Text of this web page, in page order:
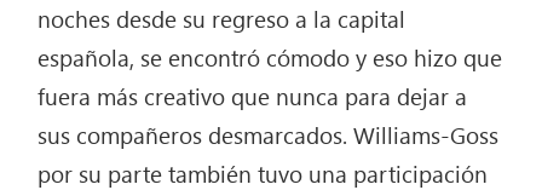
noches desde su regreso a la capital
española, se encontró cómodo y eso hizo que
fuera más creativo que nunca para dejar a
sus compañeros desmarcados. Williams-Goss
por su parte también tuvo una participación